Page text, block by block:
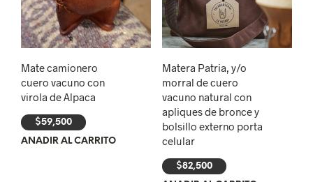
Mate camionero
cuero vacuno con
virola de Alpaca
$59,500
AÑADIR AL CARRITO
Matera Patria, y/o
morral de cuero
vacuno natural con
apliques de bronce y
bolsillo externo porta
celular
$82,500